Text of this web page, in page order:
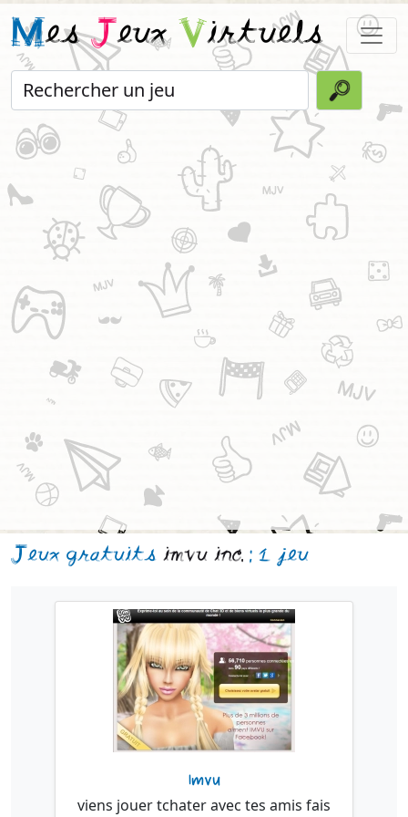
MesJeuxVirtuels
Jeux gratuits imvu inc. : 1 jeu
Imvu
viens jouer tchater avec tes amis fais